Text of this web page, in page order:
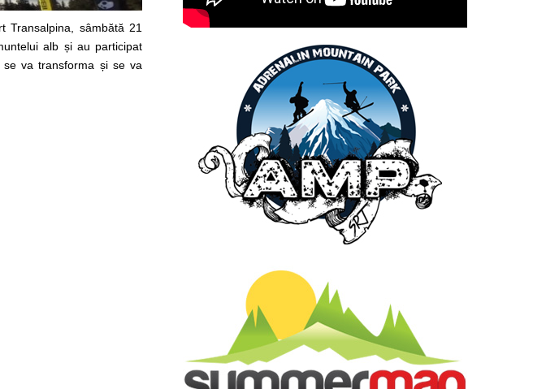
Transalpina, sâmbătă 21
alb și au participat
se va transforma și se va